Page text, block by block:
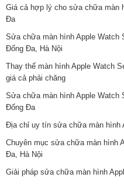
Giá cả hợp lý cho sửa chữa màn
Đa
Sửa chữa màn hình Apple Watch
Đống Đa, Hà Nội
Thay thế màn hình Apple Watch
giá cả phải chăng
Sửa chữa màn hình Apple Watch
Đống Đa
Địa chỉ uy tín sửa chữa màn hình
Chuyên mục sửa chữa màn hình
Đa, Hà Nội
Giải pháp sửa chữa màn hình